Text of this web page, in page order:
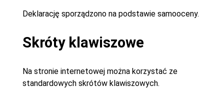
Deklarację sporządzono na podstawie samooceny.
Skróty klawiszowe
Na stronie internetowej można korzystać ze
standardowych skrótów klawiszowych.